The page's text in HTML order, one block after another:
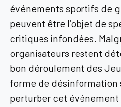
événements sportifs de
peuvent être l’objet de
critiques infondées.
organisateurs restent
bon déroulement des
forme de désinformation
perturber cet